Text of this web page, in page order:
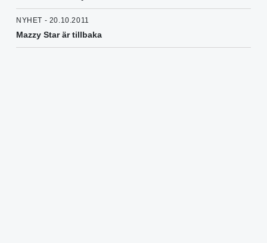
NYHET - 20.10.2011
Mazzy Star är tillbaka